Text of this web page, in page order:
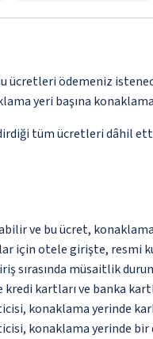
ücretleri ödemeniz
yeri başına konaklama
tüm ücretleri dâhil
ve bu ücret,
için otele girişte, resmi
sırasında müsaitlik
kredi kartları ve banka
konaklama yerinde
konaklama yerinde